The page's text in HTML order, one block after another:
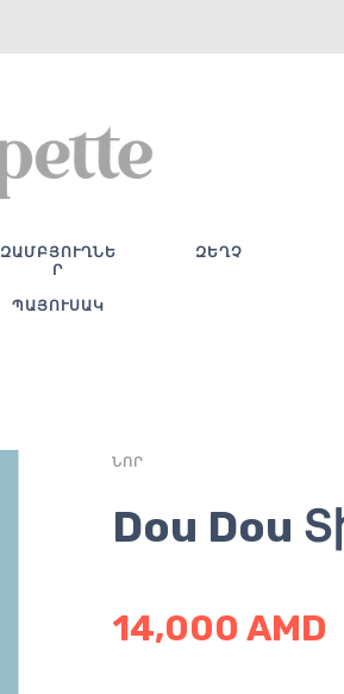
ԶԱՄԲՅՈՒՂՆԵ
Ր
ԶԵՂՉ
ՊԱՅՈՒՍԱԿ
ՆՈՐ
Dou Dou
14,000 AMD